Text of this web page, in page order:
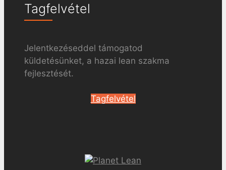
Tagfelvétel
Jelentkezéseddel támogatod
küldetésünket, a hazai lean szakma
fejlesztését.
Tagfelvétel